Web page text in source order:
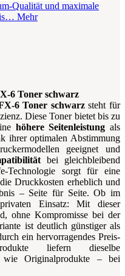
Qualität und maximale
Mehr
6 Toner schwarz
6 Toner schwarzsteht für
Diese Toner bietet bis zu
höhere Seitenleistung als
ihrer optimalen Abstimmung
geeignet und
bei gleichbleibend
Technologie sorgt für eine
Druckkosten erheblich und
– Seite für Seite. Ob im
Einsatz: Mit dieser
ohne Kompromisse bei der
ist deutlich günstiger als
ein hervorragendes Preis-
liefern dieselbe
wie Originalprodukte – bei